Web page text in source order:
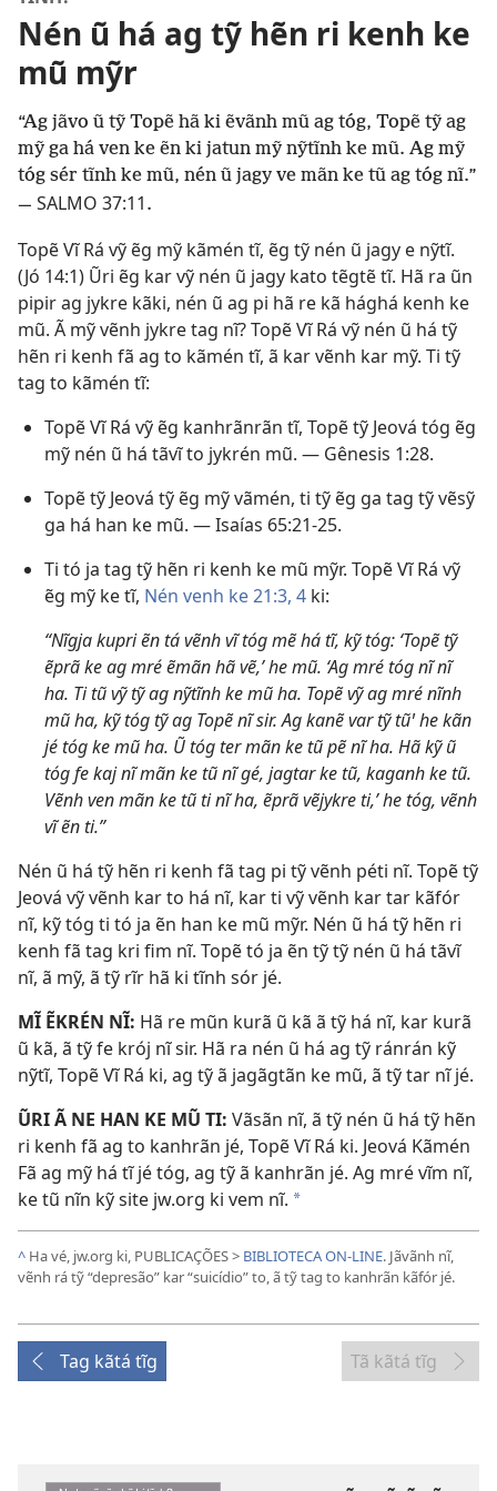
Nén ũ há ag tỹ hẽn ri kenh ke
mũ mỹr
“Ag jãvo ũ tỹ Topẽ hã ki ẽvãnh mũ ag tóg, Topẽ tỹ ag
mỹ ga há ven ke ẽn ki jatun mỹ nỹtĩnh ke mũ. Ag mỹ
tóg sér tĩnh ke mũ, nén ũ jagy ve mãn ke tũ ag tóg nĩ.”
— SALMO 37:11 .
Topẽ Vĩ Rá vỹ ẽg mỹ kãmén tĩ, ẽg tỹ nén ũ jagy e nỹtĩ.
(Jó 14:1) Ũri ẽg kar vỹ nén ũ jagy kato tẽgtẽ tĩ. Hã ra ũn
pipir ag jykre kãki, nén ũ ag pi hã re kã hághá kenh ke
mũ. Ã mỹ vẽnh jykre tag nĩ? Topẽ Vĩ Rá vỹ nén ũ há tỹ
hẽn ri kenh fã ag to kãmén tĩ, ã kar vẽnh kar mỹ. Ti tỹ
tag to kãmén tĩ:
Topẽ Vĩ Rá vỹ ẽg kanhrãnrãn tĩ, Topẽ tỹ Jeová tóg ẽg
mỹ nén ũ há tãvĩ to jykrén mũ. — Gênesis 1:28.
Topẽ tỹ Jeová tỹ ẽg mỹ vãmén, ti tỹ ẽg ga tag tỹ vẽsỹ
ga há han ke mũ. —Isaías 65:21-25.
Ti tó ja tag tỹ hẽn ri kenh ke mũ mỹr. Topẽ Vĩ Rá vỹ
ẽg mỹ ke tĩ, Nén venh ke 21:3, 4 ki:
“Nĩgja kupri ẽn tá vẽnh vĩ tóg mẽ há tĩ, kỹ tóg: ‘Topẽ tỹ
ẽprã ke ag mré ẽmãn hã vẽ,’ he mũ. ‘Ag mré tóg nĩ nĩ
ha. Ti tũ vỹ tỹ ag nỹtĩnh ke mũ ha. Topẽ vỹ ag mré nĩnh
mũ ha, kỹ tóg tỹ ag Topẽ nĩ sir. Ag kanẽ var tỹ tũꞌ he kãn
jé tóg ke mũ ha. Ũ tóg ter mãn ke tũ pẽ nĩ ha. Hã kỹ ũ
tóg fe kaj nĩ mãn ke tũ nĩ gé, jagtar ke tũ, kaganh ke tũ.
Vẽnh ven mãn ke tũ ti nĩ ha, ẽprã vẽjykre ti,’ he tóg, vẽnh
vĩ ẽn ti.”
Nén ũ há tỹ hẽn ri kenh fã tag pi tỹ vẽnh péti nĩ. Topẽ tỹ
Jeová vỹ vẽnh kar to há nĩ, kar ti vỹ vẽnh kar tar kãfór
nĩ, kỹ tóg ti tó ja ẽn han ke mũ mỹr. Nén ũ há tỹ hẽn ri
kenh fã tag kri fim nĩ. Topẽ tó ja ẽn tỹ tỹ nén ũ há tãvĩ
nĩ, ã mỹ, ã tỹ rĩr hã ki tĩnh sór jé.
MĨ ẼKRÉN NĨ: Hã re mũn kurã ũ kã ã tỹ há nĩ, kar kurã
ũ kã, ã tỹ fe krój nĩ sir. Hã ra nén ũ há ag tỹ ránrán kỹ
nỹtĩ, Topẽ Vĩ Rá ki, ag tỹ ã jagãgtãn ke mũ, ã tỹ tar nĩ jé.
ŨRI Ã NE HAN KE MŨ TI: Vãsãn nĩ, ã tỹ nén ũ há tỹ hẽn
ri kenh fã ag to kanhrãn jé, Topẽ Vĩ Rá ki. Jeová Kãmén
Fã ag mỹ há tĩ jé tóg, ag tỹ ã kanhrãn jé. Ag mré vĩm nĩ,
ke tũ nĩn kỹ site jw.org ki vem nĩ. *
^ Ha vé, jw.org ki, PUBLICAÇÕES > BIBLIOTECA ON-LINE. Jãvãnh nĩ,
vẽnh rá tỹ “depresão” kar “suicídio” to, ã tỹ tag to kanhrãn kãfór jé.
Tag kãtá tĩg Tã kãtá tĩg